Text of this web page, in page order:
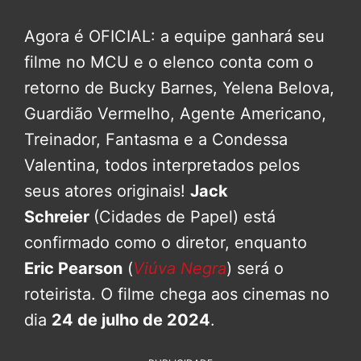
Agora é OFICIAL: a equipe ganhará seu
filme no MCU e o elenco conta com o
retorno de Bucky Barnes, Yelena Belova,
Guardião Vermelho, Agente Americano,
Treinador, Fantasma e a Condessa
Valentina, todos interpretados pelos
seus atores originais! Jack
Schreier (Cidades de Papel) está
confirmado como o diretor, enquanto
Eric Pearson (Viúva Negra) será o
roteirista. O filme chega aos cinemas no
dia 24 de julho de 2024.